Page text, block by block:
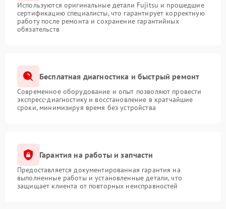
Используются оригинальные детали Fujitsu и прошедшие
сертификацию специалисты, что гарантирует корректную
работу после ремонта и сохранение гарантийных
обязательств
Бесплатная диагностика и быстрый ремонт
Современное оборудование и опыт позволяют провести
экспресс-диагностику и восстановление в кратчайшие
сроки, минимизируя время без устройства
Гарантия на работы и запчасти
Предоставляется документированная гарантия на
выполненные работы и установленные детали, что
защищает клиента от повторных неисправностей